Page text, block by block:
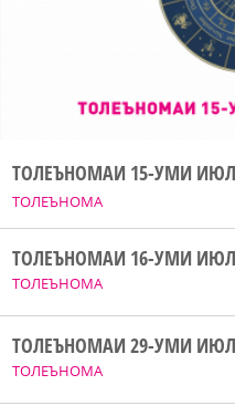
ТОЛЕЪНОМА
ТОЛЕЪНОМАИ 15-УМИ
ТОЛЕЪНОМА
ТОЛЕЪНОМАИ 16-УМИ
ТОЛЕЪНОМА
ТОЛЕЪНОМАИ 29-УМИ